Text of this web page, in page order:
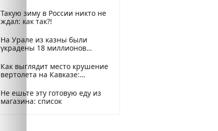
Такую зиму в России никто не
ждал: как так?!
На Урале из казны были
украдены 18 миллионов
Как выглядит место крушение
вертолета на Кавказе:
Не ешьте эту готовую еду из
магазина: список